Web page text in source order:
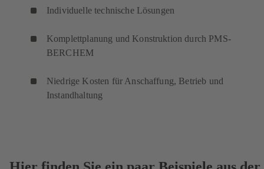
Individuelle technische Lösungen
Komplettplanung und Konstruktion durch PMS-
BERCHEM
Niedrige Kosten für Anschaffung, Betrieb und
Instandhaltung